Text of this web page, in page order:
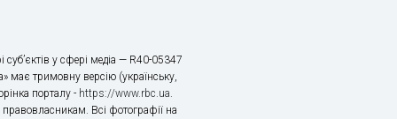
суб’єктів у сфері медіа — R40-05347
має тримовну версію (українську,
порталу - https://www.rbc.ua.
Всі фотографії на